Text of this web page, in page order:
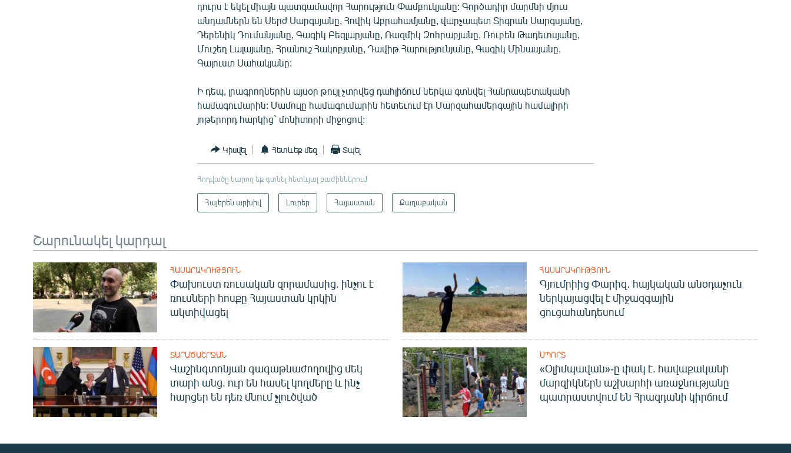
դուրս է եկել միայն պատգամավոր Հարություն Փամբուկյանը: Գործադիր մարմնի մյուս
անդամներն են Սերժ Սարգսյանը, Հովիկ Աբրահամյանը, վարչապետ Տիգրան Սարգսյանը,
Դերենիկ Դումանյանը, Գագիկ Բեգլարյանը, Ռազմիկ Զոհրաբյանը, Ռուբեն Թադեւոսյանը,
Մուշեղ Լալայանը, Հրանուշ Հակոբյանը, Դավիթ Հարությունյանը, Գագիկ Մինասյանը,
Գալուստ Սահակյանը:
Ի դեպ, լրագրողներին այսօր թույլ չտրվեց դահլիճում ներկա գտնվել Հանրապետականի
համագումարին: Մամուլը համագումարին հետեւում էր Մարզահամերգային համալիրի
յոթերորդ հարկից` մոնիտորի միջոցով:
Կիսվել Հետևեք մեզ Տպել
Հոդվածը կարող եք գտնել հետևյալ բաժիններում
Հայերեն արխիվ Լուրեր Հայաստան Քաղաքական
Շարունակել կարդալ
ՀԱՍԱՐԱԿՈՒԹՅՈՒՆ
Փախուստ ռուսական զորամասից. ինչու է
ռուսների հոսքը Հայաստան կրկին
ակտիվացել
ՀԱՍԱՐԱԿՈՒԹՅՈՒՆ
Գյումրիից Փարիզ․ հայկական անօդաչուն
ներկայացվել է միջազգային
ցուցահանդեսում
ՏԱՐԱԾԱՇՐՋԱՆ
Վաշինգտոնյան գագաթնաժողովից մեկ
տարի անց. ուր են հասել կողմերը և ինչ
հարցեր են դեռ մնում չլուծված
ՍՊՈՐՏ
«Օլիմպավան»-ը փակ է. հավաքականի
մարզիկներն աշխարհի առաջնությանը
պատրաստվում են Հրազդանի կիրճում